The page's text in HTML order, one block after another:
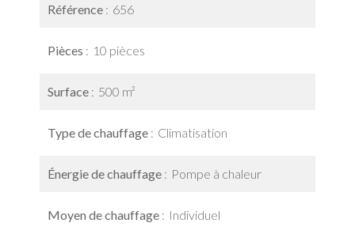
Référence 656
Pièces 10 pièces
Surface 500 m²
Type de chauffage Climatisation
Énergie de chauffage Pompe à chaleur
Moyen de chauffage Individuel